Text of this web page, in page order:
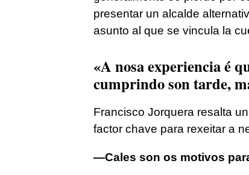
presentar un alcalde
asunto al que se vincula la
«A nosa experiencia é
cumprindo son tarde,
Francisco Jorquera resalta
factor chave para rexeitar a
—Cales son os motivos